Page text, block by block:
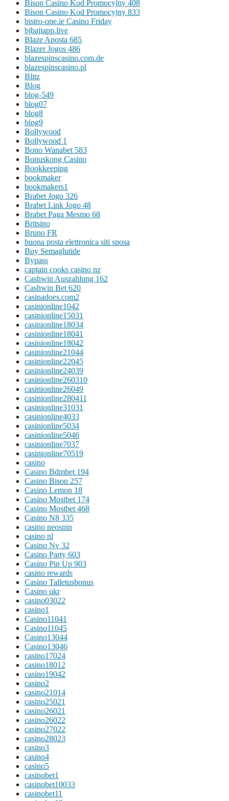
Bison Casino Kod Promocyjny 408
Bison Casino Kod Promocyjny 833
bistro-one.ie Casino Friday
bjbajiapp.live
Blaze Aposta 685
Blazer Jogos 486
blazespinscasino.com.de
blazespinscasino.pl
Blitz
Blog
blog-549
blog07
blog8
blog9
Bollywood
Bollywood 1
Bono Wanabet 583
Bonuskong Casino
Bookkeeping
bookmaker
bookmakers1
Brabet Jogo 326
Brabet Link Jogo 48
Brabet Paga Mesmo 68
Britsino
Bruno FR
buona posta elettronica siti sposa
Buy Semaglutide
Bypass
captain cooks casino nz
Cashwin Auszahlung 162
Cashwin Bet 620
casinadoes.com2
casinionline1042
casinionline15031
casinionline18034
casinionline18041
casinionline18042
casinionline21044
casinionline22045
casinionline24039
casinionline260310
casinionline26049
casinionline280411
casinionline31031
casinionline4033
casinionline5034
casinionline5046
casinionline7037
casinionline70519
casino
Casino Bdmbet 194
Casino Bison 257
Casino Lemon 18
Casino Mostbet 174
Casino Mostbet 468
Casino N8 335
casino neospin
casino nl
Casino Nv 32
Casino Party 603
Casino Pin Up 903
casino rewards
Casino Talletusbonus
Casino ukr
casino03022
casino1
Casino11041
Casino11045
Casino13044
Casino13046
casino17024
casino18012
casino19042
casino2
casino21014
casino25021
casino26021
casino26022
casino27022
casino28023
casino3
casino4
casino5
casinobet1
casinobet10033
casinobet11